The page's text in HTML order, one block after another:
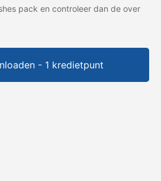
pack en controleer dan de over
- 1 kredietpunt